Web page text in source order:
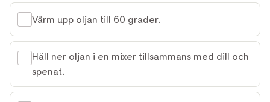
Värm upp oljan till 60 grader.
Häll ner oljan i en mixer tillsammans med dill och
spenat.